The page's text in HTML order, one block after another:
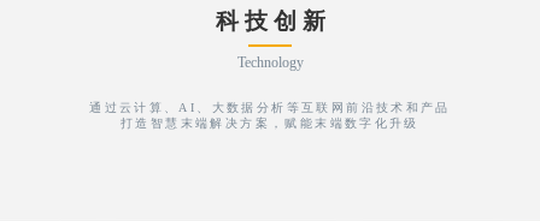
科 技 创 新
Technology
通过云计算、AI、大数据分析等互联网前沿技术和产品
打造智慧末端解决方案，赋能末端数字化升级